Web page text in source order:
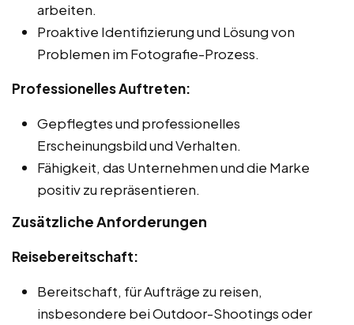
arbeiten.
Proaktive Identifizierung und Lösung von
Problemen im Fotografie-Prozess.
Professionelles Auftreten:
Gepflegtes und professionelles
Erscheinungsbild und Verhalten.
Fähigkeit, das Unternehmen und die Marke
positiv zu repräsentieren.
Zusätzliche Anforderungen
Reisebereitschaft:
Bereitschaft, für Aufträge zu reisen,
insbesondere bei Outdoor-Shootings oder